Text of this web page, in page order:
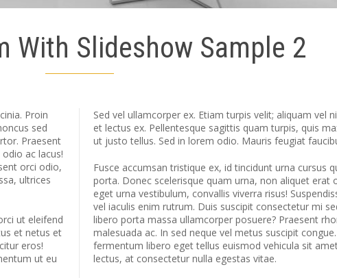
With Slideshow Sample 2
Proin
sed
Praesent
ac lacus!
orci odio,
ultrices
ut eleifend
et netus et
eros!
ut eu
Sed vel ullamcorper ex. Etiam turpis velit; aliquam vel
et lectus ex. Pellentesque sagittis quam turpis, quis
ut justo tellus. Sed in lorem odio. Mauris feugiat
Fusce accumsan tristique ex, id tincidunt urna cursus
porta. Donec scelerisque quam urna, non aliquet erat
eget urna vestibulum, convallis viverra risus!
vel iaculis enim rutrum. Duis suscipit consectetur mi
libero porta massa ullamcorper posuere? Praesent
malesuada ac. In sed neque vel metus suscipit
fermentum libero eget tellus euismod vehicula sit
lectus, at consectetur nulla egestas vitae.